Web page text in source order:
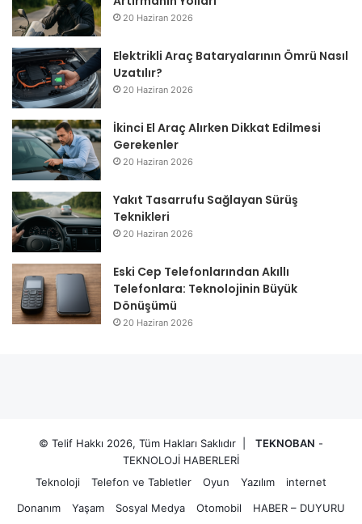
20 Haziran 2026
Elektrikli Araç Bataryalarının Ömrü Nasıl
Uzatılır?
20 Haziran 2026
İkinci El Araç Alırken Dikkat Edilmesi
Gerekenler
20 Haziran 2026
Yakıt Tasarrufu Sağlayan Sürüş
Teknikleri
20 Haziran 2026
Eski Cep Telefonlarından Akıllı
Telefonlara: Teknolojinin Büyük
Dönüşümü
20 Haziran 2026
© Telif Hakkı 2026, Tüm Hakları Saklıdır | TEKNOBAN -
TEKNOLOJİ HABERLERİ
Teknoloji
Telefon ve Tabletler Oyun Yazılım
internet
Donanım
Yaşam Sosyal Medya Otomobil HABER – DUYURU